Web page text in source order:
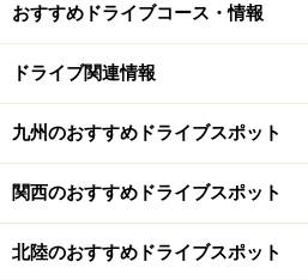
※記事内容は執筆時点のものです。
い。
1 /2
おすすめドライブコース・情報
ドライブ関連情報
九州のおすすめドライブスポット
関西のおすすめドライブスポット
北陸のおすすめドライブスポット